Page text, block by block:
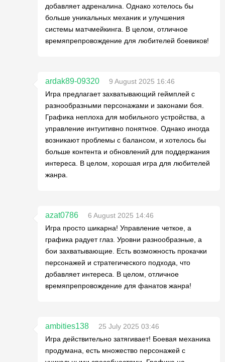
добавляет адреналина. Однако хотелось бы
больше уникальных механик и улучшения
системы матчмейкинга. В целом, отличное
времяпрепровождение для любителей боевиков!
ardak89-09320
9 August 2025 16:46
Игра предлагает захватывающий геймплей с
разнообразными персонажами и законами боя.
Графика неплоха для мобильного устройства, а
управление интуитивно понятное. Однако иногда
возникают проблемы с балансом, и хотелось бы
больше контента и обновлений для поддержания
интереса. В целом, хорошая игра для любителей
жанра.
azat0786
6 August 2025 14:46
Игра просто шикарна! Управление четкое, а
графика радует глаз. Уровни разнообразные, а
бои захватывающие. Есть возможность прокачки
персонажей и стратегического подхода, что
добавляет интереса. В целом, отличное
времяпрепровождение для фанатов жанра!
ambities138
25 July 2025 03:46
Игра действительно затягивает! Боевая механика
продумана, есть множество персонажей с